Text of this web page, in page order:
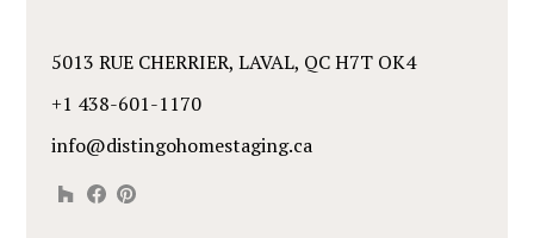
5013 RUE CHERRIER, LAVAL, QC H7T OK4
+1 438-601-1170
info@distingohomestaging.ca